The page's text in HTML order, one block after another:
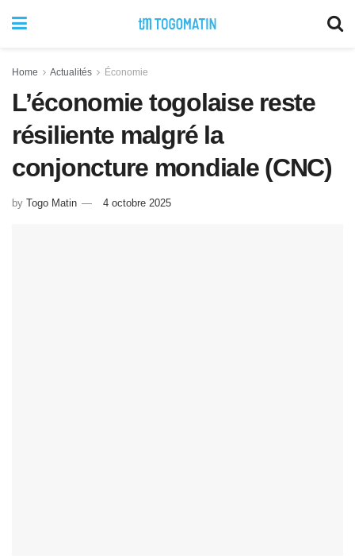
Home Actualités Économie
L’économie togolaise reste
résiliente malgré la
conjoncture mondiale (CNC)
by Togo Matin 4 octobre 2025